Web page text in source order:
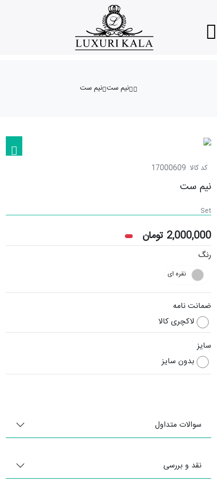
نیم ست نیم ست
کد کالا 17000609
نیم ست
Set
2,000,000 تومان
رنگ
نقره ای
ضمانت نامه
لاکچری کالا
سایز
بدون سایز
سوالات متداول
نقد و بررسی